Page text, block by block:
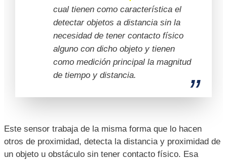
cual tienen como característica el
detectar objetos a distancia sin la
necesidad de tener contacto físico
alguno con dicho objeto y tienen
como medición principal la magnitud
de tiempo y distancia.
Este sensor trabaja de la misma forma que lo hacen
otros de proximidad, detecta la distancia y proximidad de
un objeto u obstáculo sin tener contacto físico. Esa